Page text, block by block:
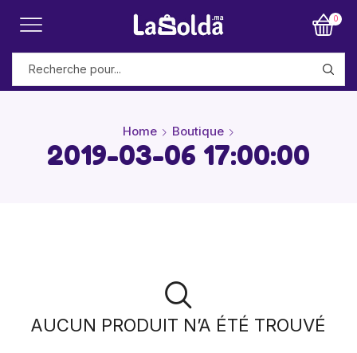
0
Home Boutique
2019-03-06 17:00:00
AUCUN PRODUIT N’A ÉTÉ TROUVÉ